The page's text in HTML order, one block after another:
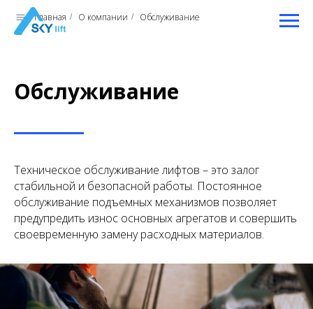
Главная / О компании / Обслуживание
Обслуживание
Техническое обслуживание лифтов – это залог
стабильной и безопасной работы. Постоянное
обслуживание подъемных механизмов позволяет
предупредить износ основных агрегатов и совершить
своевременную замену расходных материалов.